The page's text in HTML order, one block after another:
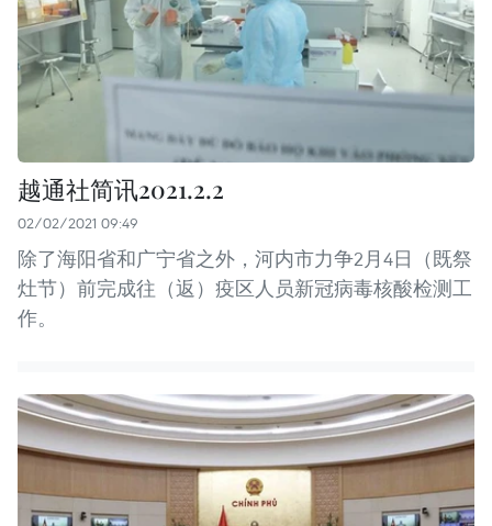
越通社简讯2021.2.2
02/02/2021 09:49
除了海阳省和广宁省之外，河内市力争2月4日（既祭
灶节）前完成往（返）疫区人员新冠病毒核酸检测工
作。